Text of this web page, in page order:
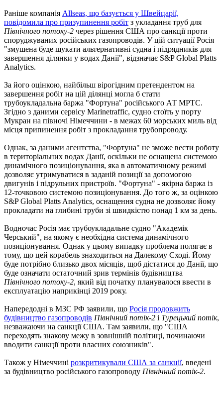
Раніше компанія Allseas, що базується у Швейцарії,
повідомила про призупинення робіт з укладання труб для
Північного потоку-2 через рішення США про санкції проти
споруджуваних російських газопроводів. У цій ситуації Росія
"змушена буде шукати альтернативні судна і підрядників для
завершення ділянки у водах Данії", відзначає S&P Global Platts
Analytics.
За його оцінкою, найбільш вірогідним претендентом на
завершення робіт на цій ділянці могла б стати
трубоукладальна баржа "Фортуна" російського АТ МРТС.
Згідно з даними сервісу Marinetraffic, судно стоїть у порту
Мукран на півночі Німеччини - в межах 60 морських миль від
місця припинення робіт з прокладання трубопроводу.
Однак, за даними агентства, "Фортуна" не зможе вести роботу
в територіальних водах Данії, оскільки не оснащена системою
динамічного позиціонування, яка в автоматичному режимі
дозволяє утримуватися в заданій позиції за допомогою
двигунів і підрульних пристроїв. "Фортуна" - якірна баржа із ​​
12-точковою системою позиціонування. До того ж, за оцінкою
S&P Global Platts Analytics, оснащення судна не дозволяє йому
прокладати на глибині труби зі швидкістю понад 1 км за день.
Водночас Росія має трубоукладальне судно "Академік
Черський", на якому є необхідна система динамічного
позиціонування. Однак у цьому випадку проблема полягає в
тому, що цей корабель знаходиться на Далекому Сході. Йому
буде потрібно близько двох місяців, щоб дістатися до Данії, що
буде означати остаточний зрив термінів будівництва
Північного потоку-2, який від початку планувалося ввести в
експлуатацію наприкінці 2019 року.
Напередодні в МЗС РФ заявили, що Росія продовжить
будівництво газопроводів Північний потік-2 і Турецький потік,
незважаючи на санкції США. Там заявили, що "США
переходять знакову межу в зовнішній політиці, починаючи
вводити санкції проти власних союзників".
Також у Німеччині розкритикували США за санкції, введені
за будівництво російського газопроводу Північний потік-2.